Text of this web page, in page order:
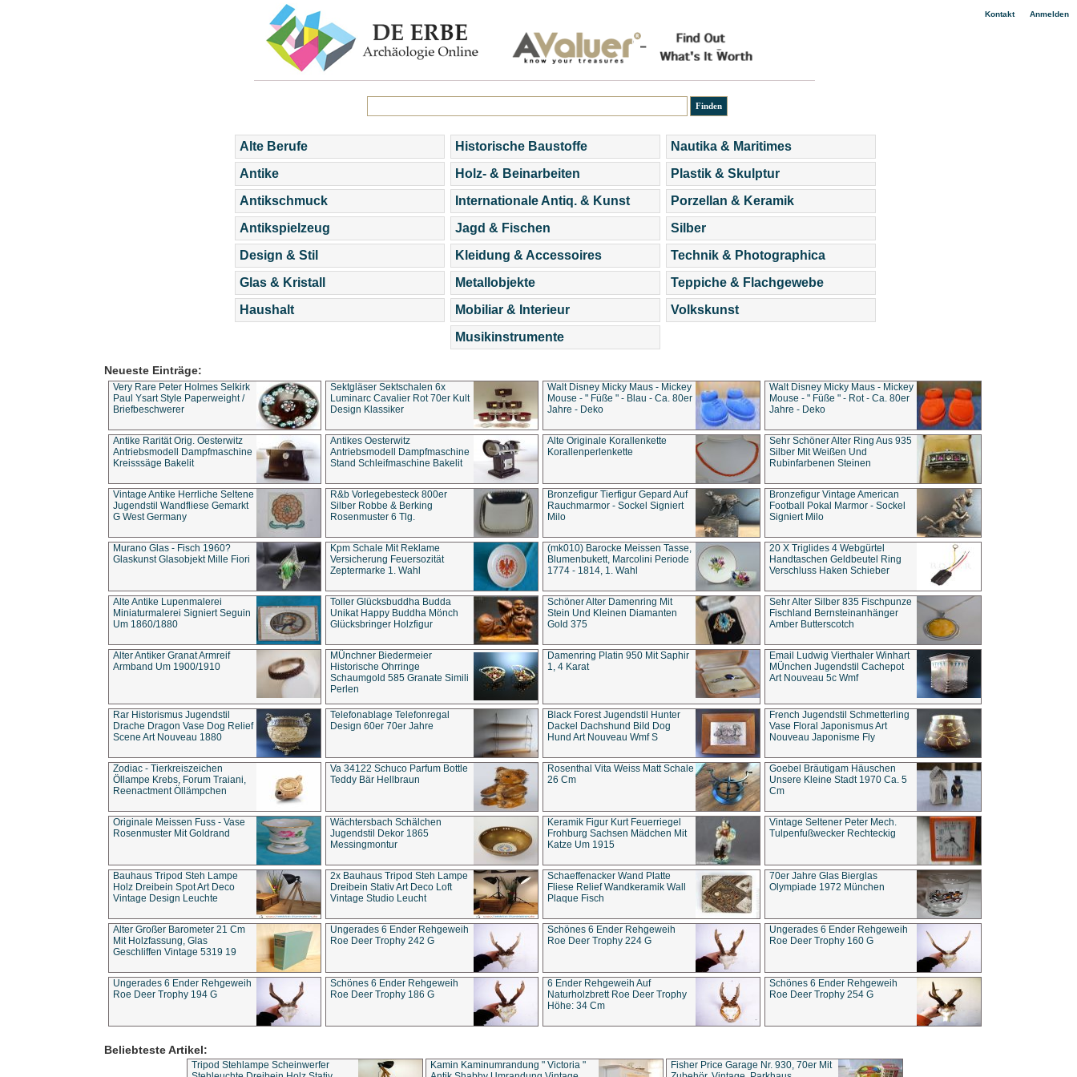
Kontakt| Anmelden
Alte Berufe
Antike
Antikschmuck
Antikspielzeug
Design & Stil
Glas & Kristall
Haushalt
Historische Baustoffe
Holz- & Beinarbeiten
Internationale Antiq. & Kunst
Jagd & Fischen
Kleidung & Accessoires
Metallobjekte
Mobiliar & Interieur
Musikinstrumente
Nautika & Maritimes
Plastik & Skulptur
Porzellan & Keramik
Silber
Technik & Photographica
Teppiche & Flachgewebe
Volkskunst
Neueste Einträge:
Very Rare Peter Holmes Selkirk
Paul Ysart Style Paperweight /
Briefbeschwerer
Sektgläser Sektschalen 6x
Luminarc Cavalier Rot 70er Kult
Design Klassiker
Walt Disney Micky Maus - Mickey
Mouse - " Füße " - Blau - Ca. 80er
Jahre - Deko
Walt Disney Micky Maus - Mickey
Mouse - " Füße " - Rot - Ca. 80er
Jahre - Deko
Antike Rarität Orig. Oesterwitz
Antriebsmodell Dampfmaschine
Kreisssäge Bakelit
Antikes Oesterwitz
Antriebsmodell Dampfmaschine
Stand Schleifmaschine Bakelit
Alte Originale Korallenkette
Korallenperlenkette
Sehr Schöner Alter Ring Aus 935
Silber Mit Weißen Und
Rubinfarbenen Steinen
Vintage Antike Herrliche Seltene
Jugendstil Wandfliese Gemarkt
G West Germany
R&b Vorlegebesteck 800er
Silber Robbe & Berking
Rosenmuster 6 Tlg.
Bronzefigur Tierfigur Gepard Auf
Rauchmarmor - Sockel Signiert
Milo
Bronzefigur Vintage American
Football Pokal Marmor - Sockel
Signiert Milo
Murano Glas - Fisch 1960?
Glaskunst Glasobjekt Mille Fiori
Kpm Schale Mit Reklame
Versicherung Feuersozität
Zeptermarke 1. Wahl
(mk010) Barocke Meissen Tasse,
Blumenbukett, Marcolini Periode
1774 - 1814, 1. Wahl
20 X Triglides 4 Webgürtel
Handtaschen Geldbeutel Ring
Verschluss Haken Schieber
Alte Antike Lupenmalerei
Miniaturmalerei Signiert Seguin
Um 1860/1880
Toller Glücksbuddha Budda
Unikat Happy Buddha Mönch
Glücksbringer Holzfigur
Schöner Alter Damenring Mit
Stein Und Kleinen Diamanten
Gold 375
Sehr Alter Silber 835 Fischpunze
Fischland Bernsteinanhänger
Amber Butterscotch
Alter Antiker Granat Armreif
Armband Um 1900/1910
MÜnchner Biedermeier
Historische Ohrringe
Schaumgold 585 Granate Simili
Perlen
Damenring Platin 950 Mit Saphir
1, 4 Karat
Email Ludwig Vierthaler Winhart
MÜnchen Jugendstil Cachepot
Art Nouveau 5c Wmf
Rar Historismus Jugendstil
Drache Dragon Vase Dog Relief
Scene Art Nouveau 1880
Telefonablage Telefonregal
Design 60er 70er Jahre
Black Forest Jugendstil Hunter
Dackel Dachshund Bild Dog
Hund Art Nouveau Wmf S
French Jugendstil Schmetterling
Vase Floral Japonismus Art
Nouveau Japonisme Fly
Zodiac - Tierkreiszeichen
Öllampe Krebs, Forum Traiani,
Reenactment Öllämpchen
Va 34122 Schuco Parfum Bottle
Teddy Bär Hellbraun
Rosenthal Vita Weiss Matt Schale
26 Cm
Goebel Bräutigam Häuschen
Unsere Kleine Stadt 1970 Ca. 5
Cm
Originale Meissen Fuss - Vase
Rosenmuster Mit Goldrand
Wächtersbach Schälchen
Jugendstil Dekor 1865
Messingmontur
Keramik Figur Kurt Feuerriegel
Frohburg Sachsen Mädchen Mit
Katze Um 1915
Vintage Seltener Peter Mech.
Tulpenfußwecker Rechteckig
Bauhaus Tripod Steh Lampe
Holz Dreibein Spot Art Deco
Vintage Design Leuchte
2x Bauhaus Tripod Steh Lampe
Dreibein Stativ Art Deco Loft
Vintage Studio Leucht
Schaeffenacker Wand Platte
Fliese Relief Wandkeramik Wall
Plaque Fisch
70er Jahre Glas Bierglas
Olympiade 1972 München
Alter Großer Barometer 21 Cm
Mit Holzfassung, Glas
Geschliffen Vintage 5319 19
Ungerades 6 Ender Rehgeweih
Roe Deer Trophy 242 G
Schönes 6 Ender Rehgeweih
Roe Deer Trophy 224 G
Ungerades 6 Ender Rehgeweih
Roe Deer Trophy 160 G
Ungerades 6 Ender Rehgeweih
Roe Deer Trophy 194 G
Schönes 6 Ender Rehgeweih
Roe Deer Trophy 186 G
6 Ender Rehgeweih Auf
Naturholzbrett Roe Deer Trophy
Höhe: 34 Cm
Schönes 6 Ender Rehgeweih
Roe Deer Trophy 254 G
Beliebteste Artikel:
Tripod Stehlampe Scheinwerfer
Kamin Kaminumrandung " Victoria "
Fisher Price Garage Nr. 930, 70er Mit